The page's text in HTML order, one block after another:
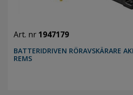
Art. nr 1947179
BATTERIDRIVEN RÖRAVSKÄRARE
REMS